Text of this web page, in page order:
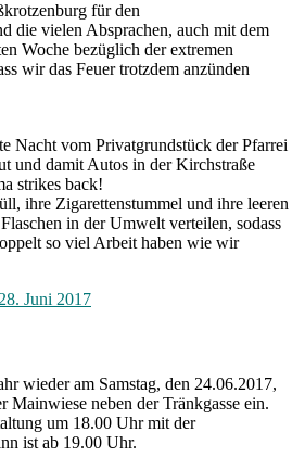
für den
die vielen Absprachen, auch mit dem
Woche bezüglich der extremen
wir das Feuer trotzdem anzünden
Nacht vom Privatgrundstück der Pfarrei
und damit Autos in der Kirchstraße
strikes back!
ihre Zigarettenstummel und ihre leeren
in der Umwelt verteilen, sodass
so viel Arbeit haben wie wir
Juni 2017
wieder am Samstag, den 24.06.2017,
Mainwiese neben der Tränkgasse ein.
um 18.00 Uhr mit der
ist ab 19.00 Uhr.